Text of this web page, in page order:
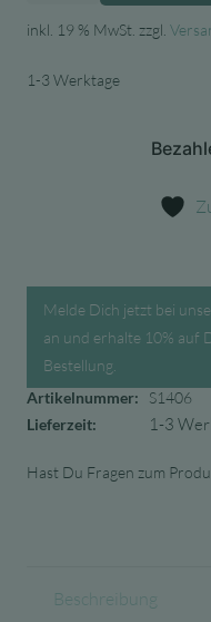
Bären
schwarz
inkl. 19 % MwSt. zzgl.
1-3 Werktage
Melde Dich jetzt bei
an und erhalte 10% auf
Bestellung.
Artikelnummer:
S1406
Lieferzeit:
1-3
Hast Du Fragen zum
Beschreibung